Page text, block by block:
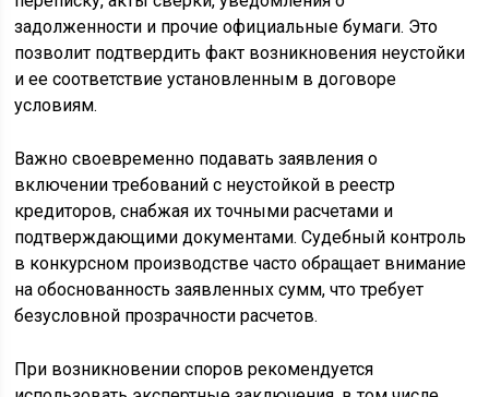
задолженности и прочие официальные бумаги. Это
позволит подтвердить факт возникновения неустойки
и ее соответствие установленным в договоре
условиям.
Важно своевременно подавать заявления о
включении требований с неустойкой в реестр
кредиторов, снабжая их точными расчетами и
подтверждающими документами. Судебный контроль
в конкурсном производстве часто обращает внимание
на обоснованность заявленных сумм, что требует
безусловной прозрачности расчетов.
При возникновении споров рекомендуется